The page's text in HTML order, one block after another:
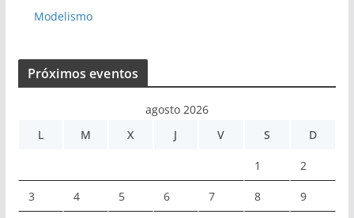
Modelismo
Próximos eventos
agosto 2026
L
M X J V S D
1 2
3 4 5 6 7 8 9